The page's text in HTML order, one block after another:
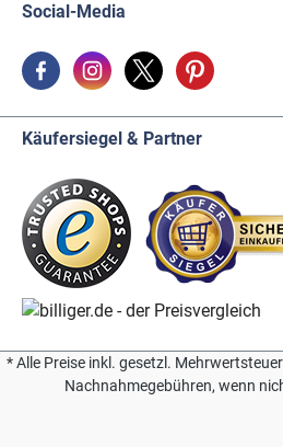
Social-Media
Käufersiegel & Partner
* Alle Preise inkl. gesetzl.
Nachnahmegebühren, wenn